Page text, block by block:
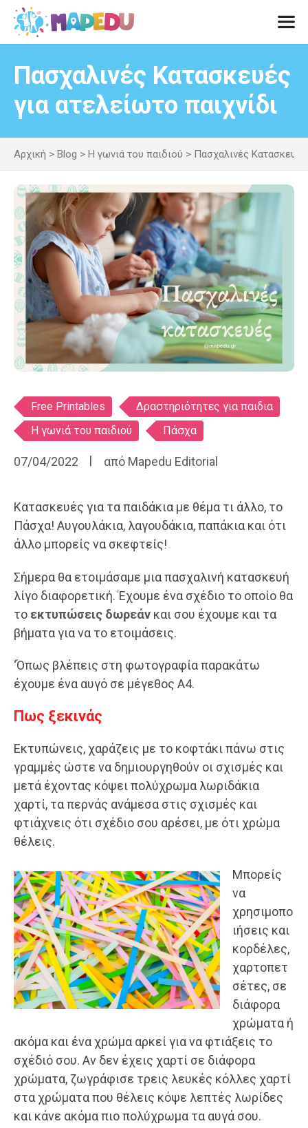
Μετάβαση
περιεχόμενο
Πασχαλινές Κατασκευές
για ατελείωτο παιχνίδι
Αρχική > Blog > Η γωνιά του παιδιού > Πασχαλινές Κατασκευές
Ετικέτες
Free Printables
Δραστηριότητες για παιδια
Η γωνιά του παιδιού
Πάσχα
07/04/2022 από Mapedu Editorial
Κατασκευές για τα παιδάκια με θέμα τι άλλο, το
Πάσχα! Αυγουλάκια, λαγουδάκια, παπάκια και ότι
άλλο μπορείς να σκεφτείς!
Σήμερα θα ετοιμάσαμε μια πασχαλινή κατασκευή
λίγο διαφορετική. Έχουμε ένα σχέδιο το οποίο θα
το εκτυπώσεις δωρεάν και σου έχουμε και τα
βήματα για να το ετοιμάσεις.
‘Όπως βλέπεις στη φωτογραφία παρακάτω
έχουμε ένα αυγό σε μέγεθος Α4.
Πως ξεκινάς
Εκτυπώνεις, χαράζεις με το κοφτάκι πάνω στις
γραμμές ώστε να δημιουργηθούν οι σχισμές και
μετά έχοντας κόψει πολύχρωμα λωριδάκια
χαρτί, τα περνάς ανάμεσα στις σχισμές και
φτιάχνεις ότι σχέδιο σου αρέσει, με ότι χρώμα
θέλεις.
Μπορείς
να
χρησιμοπο
ιήσεις και
κορδέλες,
χαρτοπετ
σέτες, σε
διάφορα
χρώματα ή
ακόμα και ένα χρώμα αρκεί για να φτιάξεις το
σχέδιό σου. Αν δεν έχεις χαρτί σε διάφορα
χρώματα, ζωγράφισε τρεις λευκές κόλλες χαρτί
στα χρώματα που θέλεις κόψε λεπτές λωρίδες
και κάνε ακόμα πιο πολύχρωμα τα αυγά σου.